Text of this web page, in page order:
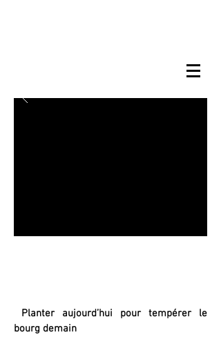
Planter aujourd’hui pour tempérer le
bourg demain